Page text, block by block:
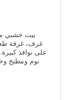
غرف، غرفة
على نوافذ
نوم ومطبخ